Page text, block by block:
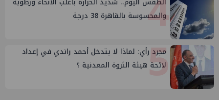
والمحسوسة بالقاهرة 38 درجة
5
مجرد رأي: لماذا لا يتدخل أحمد راندي في إعداد
لائحة هيئة الثروة المعدنية ؟